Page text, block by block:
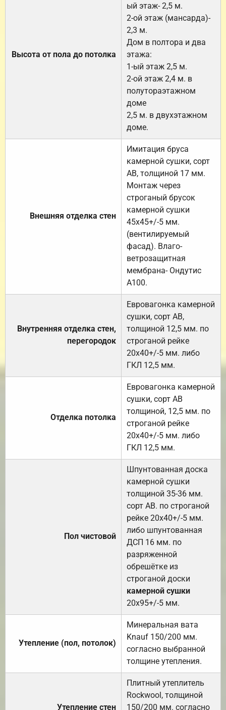
Высота от пола до потолка
ый этаж- 2,5 м.
2-ой этаж (мансарда)-
2,3 м.
Дом в полтора и два
этажа:
1-ый этаж 2,5 м.
2-ой этаж 2,4 м. в
полутораэтажном
доме
2,5 м. в двухэтажном
доме.
Внешняя отделка стен
Имитация бруса
камерной сушки, сорт
АВ, толщиной 17 мм.
Монтаж через
строганый брусок
камерной сушки
45х45+/-5 мм.
(вентилируемый
фасад). Влаго-
ветрозащитная
мембрана- Ондутис
А100.
Внутренняя отделка стен,
перегородок
Евровагонка камерной
сушки, сорт АВ,
толщиной 12,5 мм. по
строганой рейке
20х40+/-5 мм. либо
ГКЛ 12,5 мм.
Отделка потолка
Евровагонка камерной
сушки, сорт АВ
толщиной, 12,5 мм. по
строганой рейке
20х40+/-5 мм. либо
ГКЛ 12,5 мм.
Пол чистовой
Шпунтованная доска
камерной сушки
толщиной 35-36 мм.
сорт АВ. по строганой
рейке 20х40+/-5 мм.
либо шпунтованная
ДСП 16 мм. по
разряженной
обрешётке из
строганой доски
камерной сушки
20х95+/-5 мм.
Утепление (пол, потолок)
Минеральная вата
Knauf 150/200 мм.
согласно выбранной
толщине утепления.
Утепление стен
Плитный утеплитель
Rockwool, толщиной
150/200 мм. согласно